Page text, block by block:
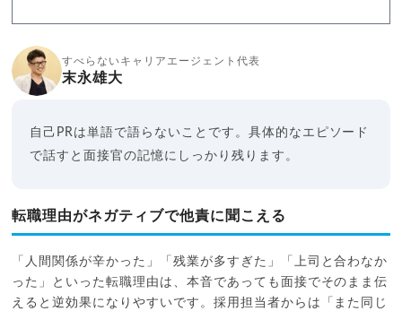
すべらないキャリアエージェント代表
末永雄大
自己PRは単語で語らないことです。具体的なエピソード
で話すと面接官の記憶にしっかり残ります。
転職理由がネガティブで他責に聞こえる
「人間関係が辛かった」「残業が多すぎた」「上司と合わなか
った」といった転職理由は、本音であっても面接でそのまま伝
えると逆効果になりやすいです。採用担当者からは「また同じ